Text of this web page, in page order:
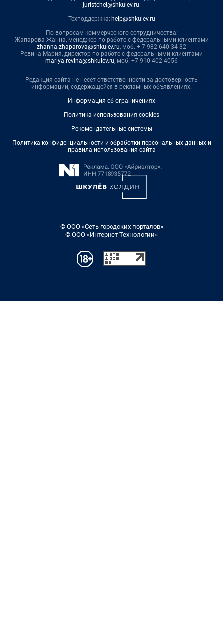
juristchel@shkulev.ru.
Техподдержка: help@shkulev.ru
По вопросам коммерческого сотрудничества:
Жапарова Жанна, менеджер по работе с федеральными клиентами
zhanna.zhaparova@shkulev.ru, моб. + 7 982 640 34 32
Ревина Мария, директор по работе с федеральными клиентами
mariya.revina@shkulev.ru, моб. +7 910 402 4056
Редакция сайта не несет ответственности за достоверность
информации, содержащейся в рекламных объявлениях.
Информация об ограничениях
Политика использования cookies
Рекомендательные системы
Политика конфиденциальности и обработки персональных данных и
правила использования сайта
© ООО «Сеть городских порталов»
© ООО «Интернет Технологии»